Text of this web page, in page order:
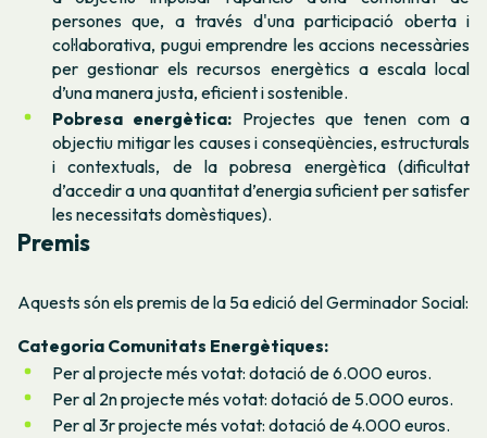
persones que, a través d'una participació oberta i
col·laborativa, pugui emprendre les accions necessàries
per gestionar els recursos energètics a escala local
d’una manera justa, eficient i sostenible.
Pobresa energètica: Projectes que tenen com a
objectiu mitigar les causes i conseqüències, estructurals
i contextuals, de la pobresa energètica (dificultat
d’accedir a una quantitat d’energia suficient per satisfer
les necessitats domèstiques).
Premis
Aquests són els premis de la 5a edició del Germinador Social:
Categoria Comunitats Energètiques:
Per al projecte més votat: dotació de 6.000 euros.
Per al 2n projecte més votat: dotació de 5.000 euros.
Per al 3r projecte més votat: dotació de 4.000 euros.